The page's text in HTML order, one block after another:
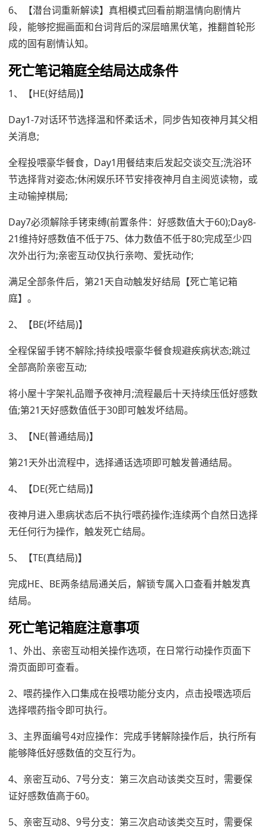
6、【潜台词重新解读】真相模式回看前期温情向剧情片
段，能够挖掘画面和台词背后的深层暗黑伏笔，推翻首轮形
成的固有剧情认知。
死亡笔记箱庭全结局达成条件
1、【HE(好结局)】
Day1-7对话环节选择温和怀柔话术，同步告知夜神月其父相
关消息;
全程投喂豪华餐食，Day1用餐结束后发起交谈交互;洗浴环
节选择背对姿态;休闲娱乐环节安排夜神月自主阅览读物，或
主动输掉棋局;
Day7必须解除手铐束缚(前置条件：好感数值大于60);Day8-
21维持好感数值不低于75、体力数值不低于80;完成至少四
次外出行为;亲密互动仅执行亲吻、爱抚动作;
满足全部条件后，第21天自动触发好结局【死亡笔记箱
庭】。
2、【BE(坏结局)】
全程保留手铐不解除;持续投喂豪华餐食规避疾病状态;跳过
全部高阶亲密互动;
将小屋十字架礼品赠予夜神月;流程最后十天持续压低好感数
值;第21天好感数值低于30即可触发坏结局。
3、【NE(普通结局)】
第21天外出流程中，选择通话选项即可触发普通结局。
4、【DE(死亡结局)】
夜神月进入患病状态后不执行喂药操作;连续两个自然日选择
无任何行为操作，触发死亡结局。
5、【TE(真结局)】
完成HE、BE两条结局通关后，解锁专属入口查看并触发真
结局。
死亡笔记箱庭注意事项
1、外出、亲密互动相关操作选项，在日常行动操作页面下
滑页面即可查看。
2、喂药操作入口集成在投喂功能分支内，点击投喂选项后
选择喂药指令即可执行。
3、主界面编号4对应操作：完成手铐解除操作后，执行所有
能够降低好感数值的交互行为。
4、亲密互动6、7号分支：第三次启动该类交互时，需要保
证好感数值高于60。
5、亲密互动8、9号分支：第三次启动该类交互时，需要保